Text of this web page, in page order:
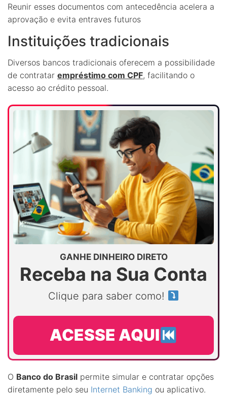
Reunir esses documentos com antecedência acelera a
aprovação e evita entraves futuros
Instituições tradicionais
Diversos bancos tradicionais oferecem a possibilidade
de contratar empréstimo com CPF, facilitando o
acesso ao crédito pessoal.
GANHE DINHEIRO DIRETO
Receba na Sua Conta
Clique para saber como!
ACESSE AQUI
O Banco do Brasil permite simular e contratar opções
diretamente pelo seu Internet Banking ou aplicativo.